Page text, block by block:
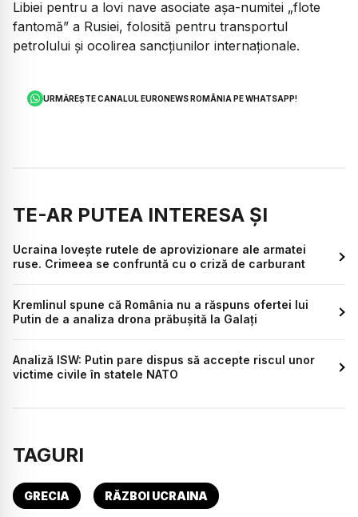
Libiei pentru a lovi nave asociate așa-numitei „flote
fantomă” a Rusiei, folosită pentru transportul
petrolului și ocolirea sancțiunilor internaționale.
URMĂREȘTE CANALUL EURONEWS ROMÂNIA PE WHATSAPP!
TE-AR PUTEA INTERESA ȘI
Ucraina lovește rutele de aprovizionare ale armatei
ruse. Crimeea se confruntă cu o criză de carburant
Kremlinul spune că România nu a răspuns ofertei lui
Putin de a analiza drona prăbușită la Galați
Analiză ISW: Putin pare dispus să accepte riscul unor
victime civile în statele NATO
TAGURI
GRECIA RĂZBOI UCRAINA